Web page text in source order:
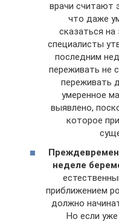
врачи считают
что даже
сказаться
специалисты
последним
переживать не
переживать
умеренное
выявлено,
которое
неделе
приближением
должно
Но если